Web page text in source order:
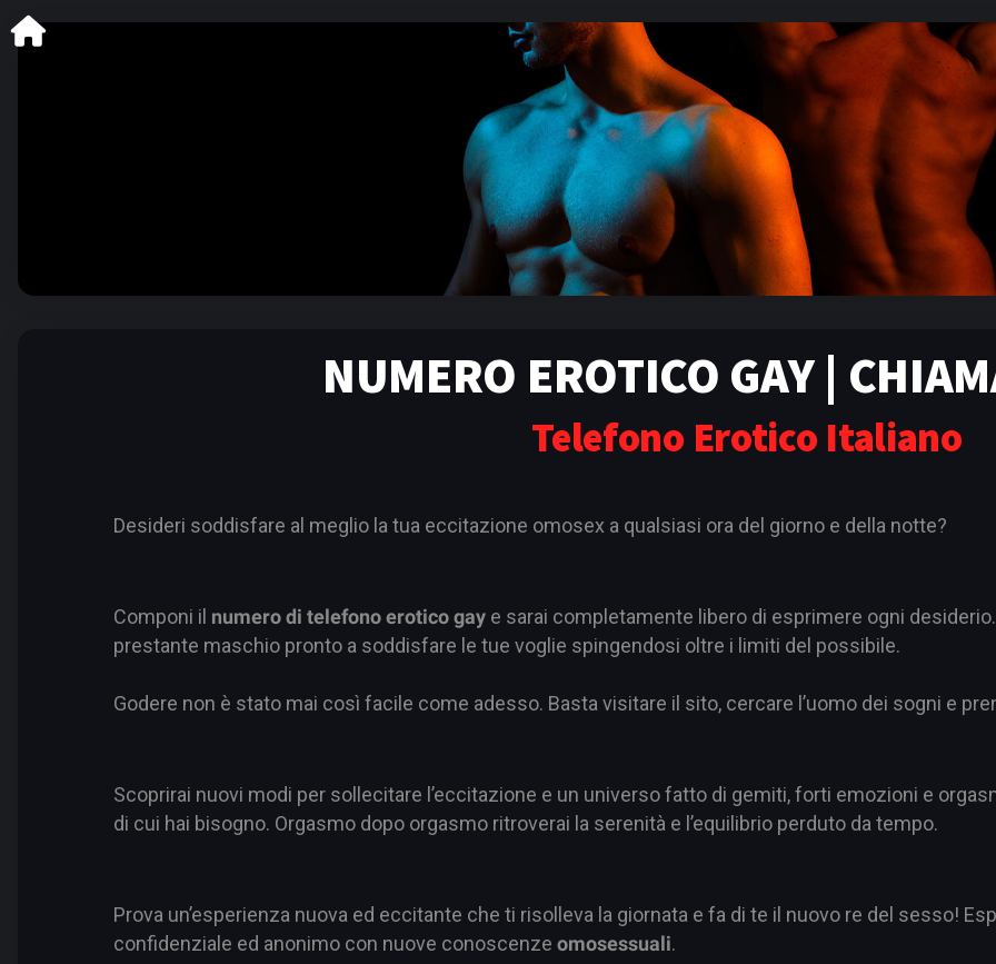
NUMERO EROTICO GAY |
Telefono Erotico Italiano
Desideri soddisfare al meglio la tua eccitazione omosex a qualsiasi ora del giorno e della notte?
Componi il numero di telefono erotico gay e sarai completamente libero di esprimere ogni desiderio.
prestante maschio pronto a soddisfare le tue voglie spingendosi oltre i limiti del possibile.
Godere non è stato mai così facile come adesso. Basta visitare il sito, cercare l’uomo dei sogni e
Scoprirai nuovi modi per sollecitare l’eccitazione e un universo fatto di gemiti, forti emozioni e
di cui hai bisogno. Orgasmo dopo orgasmo ritroverai la serenità e l’equilibrio perduto da tempo.
Prova un’esperienza nuova ed eccitante che ti risolleva la giornata e fa di te il nuovo re del sesso!
confidenziale ed anonimo con nuove conoscenze omosessuali.